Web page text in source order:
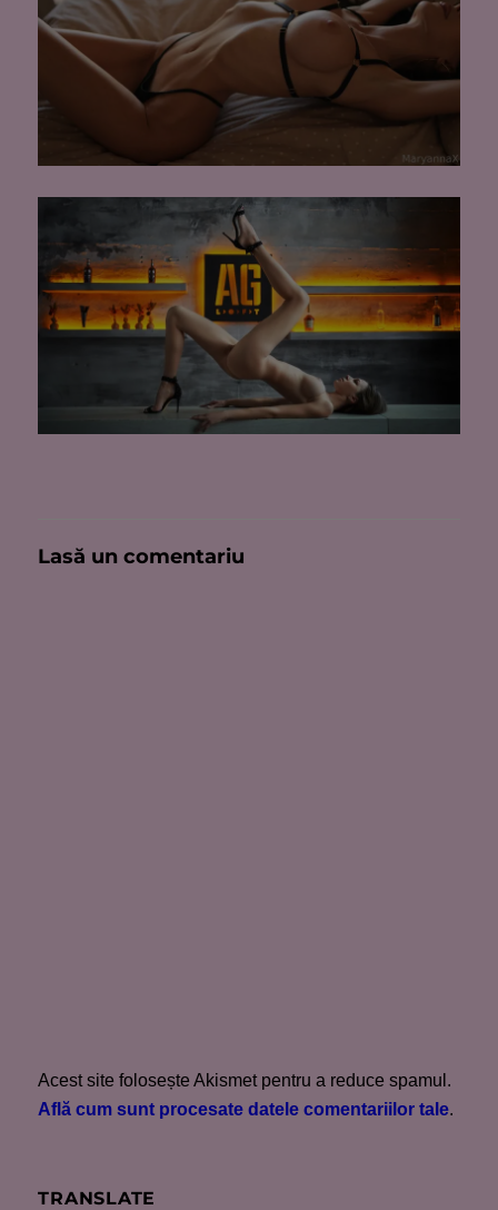
Lasă un comentariu
Acest site folosește Akismet pentru a reduce spamul.
Află cum sunt procesate datele comentariilor tale.
TRANSLATE